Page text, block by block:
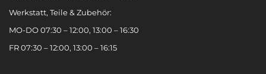
Werkstatt, Teile & Zubehör:
MO-DO 07:30 – 12:00, 13:00 – 16:30
FR 07:30 – 12:00, 13:00 – 16:15